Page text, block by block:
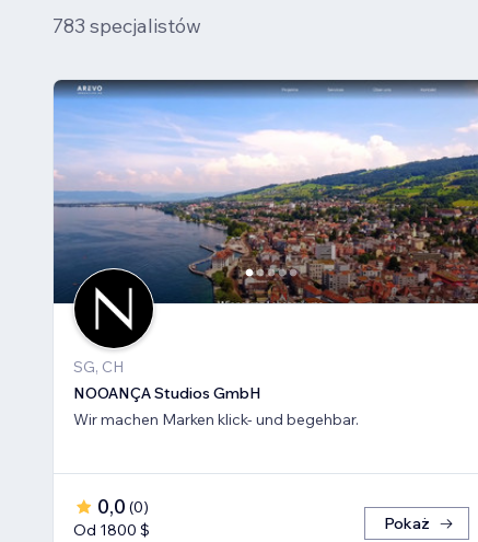
783 specjalistów
SG, CH
NOOANÇA Studios GmbH
Wir machen Marken klick- und begehbar.
0,0 (0)
Od 1800 $
Pokaż